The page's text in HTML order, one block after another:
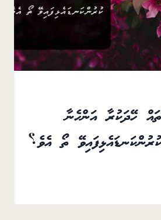
ހޭދަކުރާ އަންހެނާ
ތޯ އެވެ؟